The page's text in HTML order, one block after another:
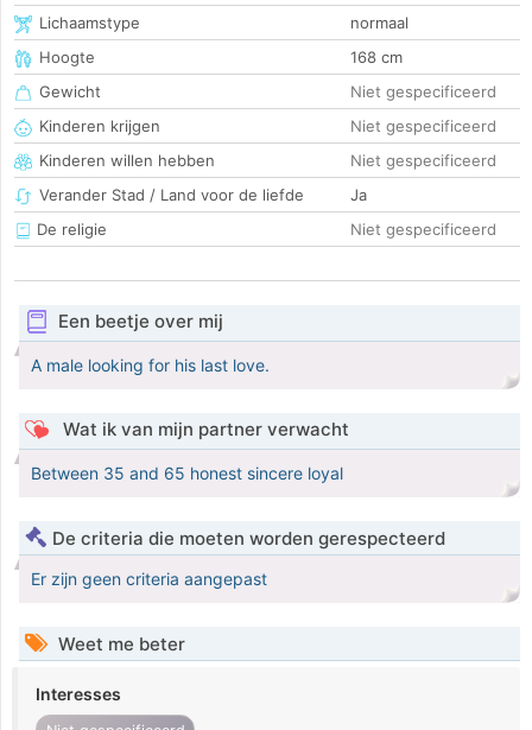
Lichaamstype
normaal
Hoogte
168 cm
Gewicht
Niet gespecificeerd
Kinderen krijgen
Niet gespecificeerd
Kinderen willen hebben
Niet gespecificeerd
Verander Stad / Land voor de liefde
Ja
De religie
Niet gespecificeerd
Een beetje over mij
A male looking for his last love.
Wat ik van mijn partner verwacht
Between 35 and 65 honest sincere loyal
De criteria die moeten worden gerespecteerd
Er zijn geen criteria aangepast
Weet me beter
Interesses